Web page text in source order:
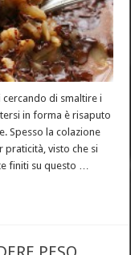
di smaltire i
in forma è risaputo
Spesso la colazione
visto che si
finiti su questo …